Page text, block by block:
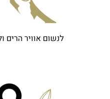
לנשום אוויר הרים